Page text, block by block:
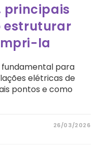
principais
estruturar
la
fundamental para
elétricas de
pontos e como
26/03/2026